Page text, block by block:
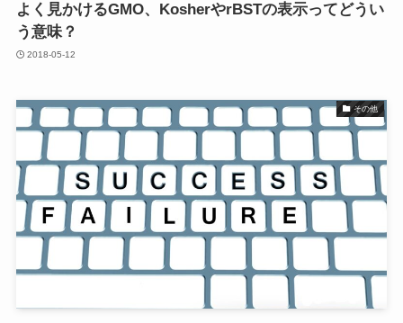
よく見かけるGMO、KosherやrBSTの表示ってどうい
う意味？
2018-05-12
その他